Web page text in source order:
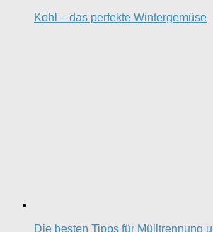
Kohl – das perfekte Wintergemüse
Die besten Tipps für Mülltrennung